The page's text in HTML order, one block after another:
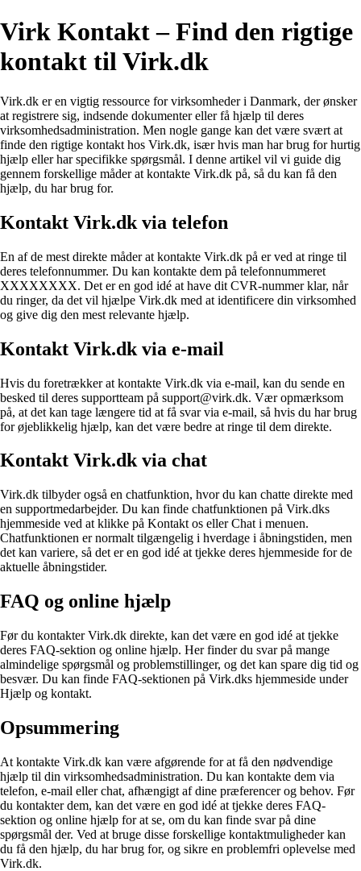
Virk Kontakt – Find den rigtige
kontakt til Virk.dk
Virk.dk er en vigtig ressource for virksomheder i Danmark, der ønsker
at registrere sig, indsende dokumenter eller få hjælp til deres
virksomhedsadministration. Men nogle gange kan det være svært at
finde den rigtige kontakt hos Virk.dk, især hvis man har brug for hurtig
hjælp eller har specifikke spørgsmål. I denne artikel vil vi guide dig
gennem forskellige måder at kontakte Virk.dk på, så du kan få den
hjælp, du har brug for.
Kontakt Virk.dk via telefon
En af de mest direkte måder at kontakte Virk.dk på er ved at ringe til
deres telefonnummer. Du kan kontakte dem på telefonnummeret
XXXXXXXX. Det er en god idé at have dit CVR-nummer klar, når
du ringer, da det vil hjælpe Virk.dk med at identificere din virksomhed
og give dig den mest relevante hjælp.
Kontakt Virk.dk via e-mail
Hvis du foretrækker at kontakte Virk.dk via e-mail, kan du sende en
besked til deres supportteam på support@virk.dk. Vær opmærksom
på, at det kan tage længere tid at få svar via e-mail, så hvis du har brug
for øjeblikkelig hjælp, kan det være bedre at ringe til dem direkte.
Kontakt Virk.dk via chat
Virk.dk tilbyder også en chatfunktion, hvor du kan chatte direkte med
en supportmedarbejder. Du kan finde chatfunktionen på Virk.dks
hjemmeside ved at klikke på Kontakt os eller Chat i menuen.
Chatfunktionen er normalt tilgængelig i hverdage i åbningstiden, men
det kan variere, så det er en god idé at tjekke deres hjemmeside for de
aktuelle åbningstider.
FAQ og online hjælp
Før du kontakter Virk.dk direkte, kan det være en god idé at tjekke
deres FAQ-sektion og online hjælp. Her finder du svar på mange
almindelige spørgsmål og problemstillinger, og det kan spare dig tid og
besvær. Du kan finde FAQ-sektionen på Virk.dks hjemmeside under
Hjælp og kontakt.
Opsummering
At kontakte Virk.dk kan være afgørende for at få den nødvendige
hjælp til din virksomhedsadministration. Du kan kontakte dem via
telefon, e-mail eller chat, afhængigt af dine præferencer og behov. Før
du kontakter dem, kan det være en god idé at tjekke deres FAQ-
sektion og online hjælp for at se, om du kan finde svar på dine
spørgsmål der. Ved at bruge disse forskellige kontaktmuligheder kan
du få den hjælp, du har brug for, og sikre en problemfri oplevelse med
Virk.dk.